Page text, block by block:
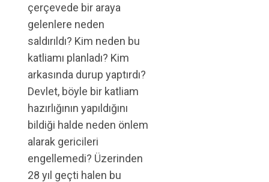
çerçevede bir araya
gelenlere neden
saldırıldı? Kim neden bu
katliamı planladı? Kim
arkasında durup yaptırdı?
Devlet, böyle bir katliam
hazırlığının yapıldığını
bildiği halde neden önlem
alarak gericileri
engellemedi? Üzerinden
28 yıl geçti halen bu